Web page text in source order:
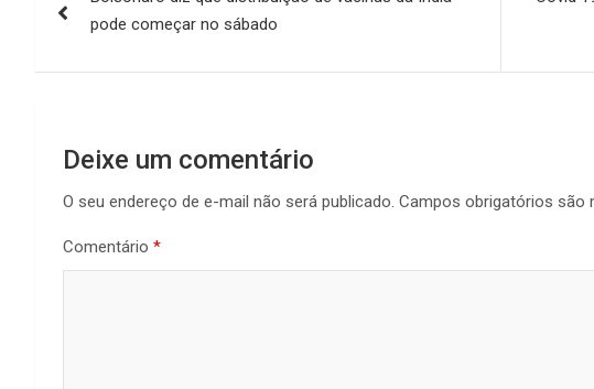
de
Post
pode começar no sábado
Deixe um comentário
O seu endereço de e-mail não será publicado. Campos obrigatórios são
Comentário *